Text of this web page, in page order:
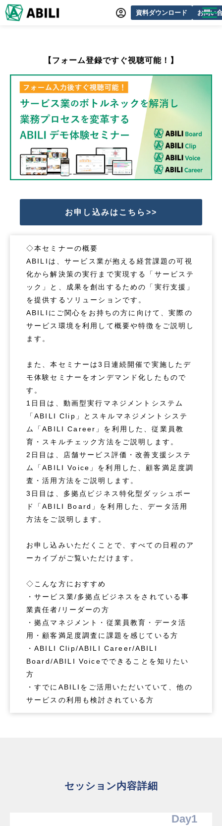
資料ダウンロード お問い
サービス一覧
オンラインデモ
導入事例
動画制作事例
セミナー・イベント情報
できるをふやす研究所
よくあるご質問
【フォーム登録ですぐ視聴可能！】
お申し込みはこちら>>
◇本セミナーの概要
ABILIは、サービス業が抱える経営課題の可視
化から解決策の実行まで実現する「サービステ
ック」と、成果を創出するための「実行支援」
を提供するソリューションです。
ABILIにご関心をお持ちの方に向けて、実際の
サービス環境を利用して概要や特徴をご説明し
ます。
また、本セミナーは3日連続開催で実施したデ
モ体験セミナーをオンデマンド化したもので
す。
1日目は、動画型実行マネジメントシステム
「ABILI Clip」とスキルマネジメントシステ
ム「ABILI Career」を利用した、従業員教
育・スキルチェック方法をご説明します。
2日目は、店舗サービス評価・改善支援システ
ム「ABILI Voice」を利用した、顧客満足度調
査・活用方法をご説明します。
3日目は、多拠点ビジネス特化型ダッシュボー
ド「ABILI Board」を利用した、データ活用
方法をご説明します。
お申し込みいただくことで、すべての日程のア
ーカイブがご覧いただけます。
◇こんな方におすすめ
・サービス業/多拠点ビジネスをされている事
業責任者/リーダーの方
・拠点マネジメント・従業員教育・データ活
用・顧客満足度調査に課題を感じている方
・ABILI Clip/ABILI Career/ABILI
Board/ABILI Voiceでできることを知りたい
方
・すでにABILIをご活用いただいていて、他の
サービスの利用も検討されている方
セッション内容詳細
Day1